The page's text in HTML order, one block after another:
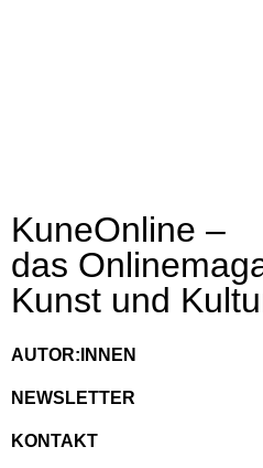
KuneOnline –
das
Kunst und
AUTOR:INNEN
NEWSLETTER
KONTAKT